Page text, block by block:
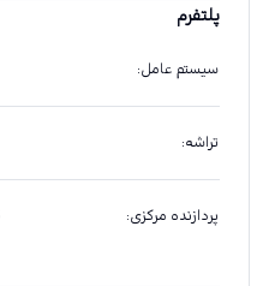
پلتفرم
سیستم عامل:
تراشه:
پردازنده مرکزی: